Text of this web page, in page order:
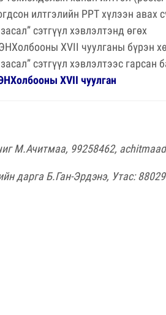
илтгэлийн PPT хүлээн авах
сэтгүүл хэвлэлтэнд өгөх
XVII чуулганы бүрэн
сэтгүүл хэвлэлтээс гарсан
XVII чуулган
М.Ачитмаа, 99258462,
дарга Б.Ган-Эрдэнэ, Утас: